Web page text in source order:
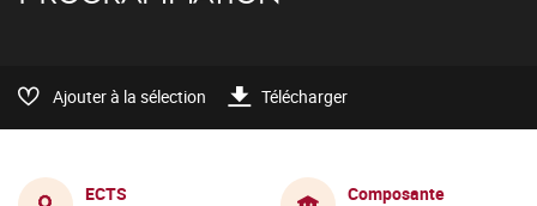
Ajouter à la sélection Télécharger
ECTS
Composante